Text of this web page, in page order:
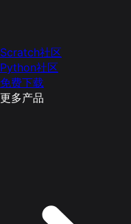
Scratch社区
Python社区
免费下载
更多产品